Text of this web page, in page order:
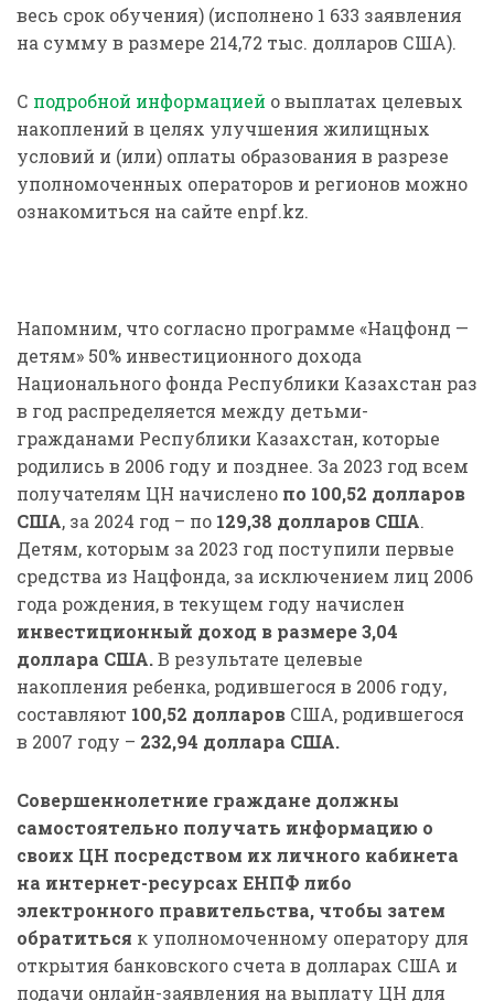
весь срок обучения) (исполнено 1 633 заявления
на сумму в размере 214,72 тыс. долларов США).
С подробной информацией о выплатах целевых
накоплений в целях улучшения жилищных
условий и (или) оплаты образования в разрезе
уполномоченных операторов и регионов можно
ознакомиться на сайте enpf.kz.
Напомним, что согласно программе «Нацфонд —
детям» 50% инвестиционного дохода
Национального фонда Республики Казахстан раз
в год распределяется между детьми-
гражданами Республики Казахстан, которые
родились в 2006 году и позднее. За 2023 год всем
получателям ЦН начислено по 100,52 долларов
США, за 2024 год – по 129,38 долларов США.
Детям, которым за 2023 год поступили первые
средства из Нацфонда, за исключением лиц 2006
года рождения, в текущем году начислен
инвестиционный доход в размере 3,04
доллара США.В результате целевые
накопления ребенка, родившегося в 2006 году,
составляют 100,52 долларов США, родившегося
в 2007 году – 232,94 доллара США.
Совершеннолетние граждане должны
самостоятельно получать информацию о
своих ЦН посредством их личного кабинета
на интернет-ресурсах ЕНПФ либо
электронного правительства, чтобы затем
обратиться к уполномоченному оператору для
открытия банковского счета в долларах США и
подачи онлайн-заявления на выплату ЦН для